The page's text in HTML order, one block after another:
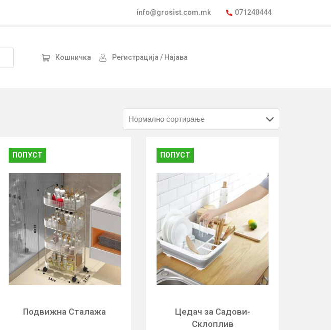
info@grosist.com.mk 071240444
Кошничка Регистрација / Најава
ПОПУСТ
Подвижна Сталажа
ПОПУСТ
Цедач за Садови-
Склоплив